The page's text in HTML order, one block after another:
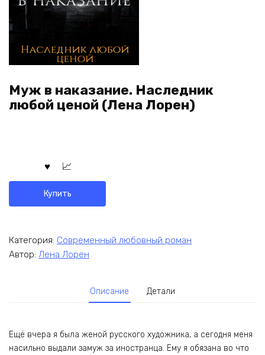
Муж в наказание. Наследник
любой ценой (Лена Лорен)
Купить
Категория: Современный любовный роман
Автор: Лена Лорен
Описание Детали
Ещё вчера я была женой русского художника, а сегодня меня
насильно выдали замуж за иностранца. Ему я обязана во что